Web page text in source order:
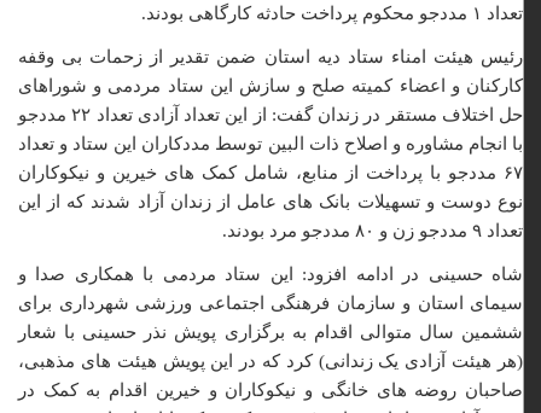
تعداد ۱ مددجو محکوم پرداخت حادثه کارگاهی بودند.
رئیس هیئت امناء ستاد دیه استان ضمن تقدیر از زحمات بی وقفه
کارکنان و اعضاء کمیته صلح و سازش این ستاد مردمی و شوراهای
حل اختلاف مستقر در زندان گفت: از این تعداد آزادی تعداد ۲۲ مددجو
با انجام مشاوره و اصلاح ذات البین توسط مددکاران این ستاد و تعداد
۶۷ مددجو با پرداخت از منابع، شامل کمک های خیرین و نیکوکاران
نوع دوست و تسهیلات بانک های عامل از زندان آزاد شدند که از این
تعداد ۹ مددجو زن و ۸۰ مددجو مرد بودند.
شاه حسینی در ادامه افزود: این ستاد مردمی با همکاری صدا و
سیمای استان و سازمان فرهنگی اجتماعی ورزشی شهرداری برای
ششمین سال متوالی اقدام به برگزاری پویش نذر حسینی با شعار
(هر هیئت آزادی یک زندانی) کرد که در این پویش هیئت های مذهبی،
صاحبان روضه های خانگی و نیکوکاران و خیرین اقدام به کمک در